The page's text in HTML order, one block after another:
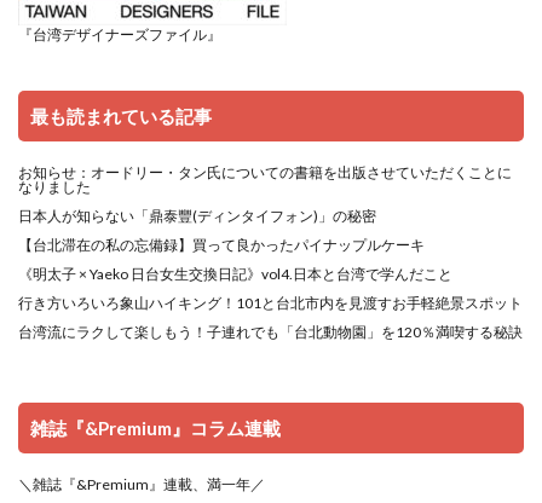
『台湾デザイナーズファイル』
最も読まれている記事
お知らせ：オードリー・タン氏についての書籍を出版させていただくことに
なりました
日本人が知らない「鼎泰豐(ディンタイフォン)」の秘密
【台北滞在の私の忘備録】買って良かったパイナップルケーキ
《明太子 × Yaeko 日台女生交換日記》vol4.日本と台湾で学んだこと
行き方いろいろ象山ハイキング！101と台北市内を見渡すお手軽絶景スポット
台湾流にラクして楽しもう！子連れでも「台北動物園」を120％満喫する秘訣
雑誌『&Premium』コラム連載
＼雑誌『&Premium』連載、満一年／